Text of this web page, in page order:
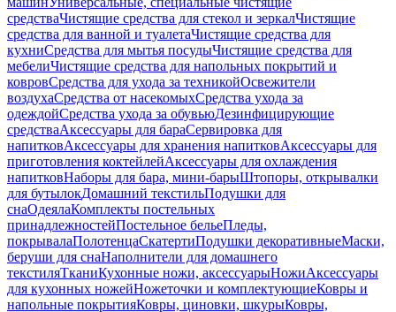
средстваЧистящие средства для стекол и зеркалЧистящие
средства для ванной и туалетаЧистящие средства для
кухниСредства для мытья посудыЧистящие средства для
мебелиЧистящие средства для напольных покрытий и
ковровСредства для ухода за техникойОсвежители
воздухаСредства от насекомыхСредства ухода за
одеждойСредства ухода за обувьюДезинфицирующие
средстваАксессуары для бараСервировка для
напитковАксессуары для хранения напитковАксессуары для
приготовления коктейлейАксессуары для охлаждения
напитковНаборы для бара, мини-барыШтопоры, открывалки
для бутылокДомашний текстильПодушки для
снаОдеялаКомплекты постельных
принадлежностейПостельное бельеПледы,
покрывалаПолотенцаСкатертиПодушки декоративныеМаски,
беруши для снаНаполнители для домашнего
текстиляТканиКухонные ножи, аксессуарыНожиАксессуары
для кухонных ножейНожеточки и комплектующиеКовры и
напольные покрытияКовры, циновки, шкурыКовры,